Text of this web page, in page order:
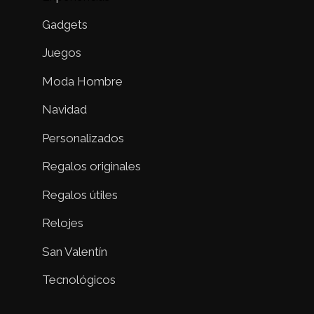
Gadgets
Juegos
Moda Hombre
Navidad
Personalizados
Regalos originales
Regalos útiles
Relojes
San Valentín
Tecnológicos